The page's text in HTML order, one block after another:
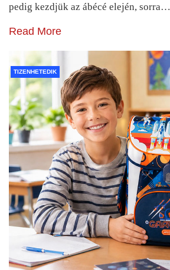
pedig kezdjük az ábécé elején, sorra…
Read More
TIZENHETEDIK